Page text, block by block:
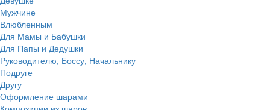
Мужчине
Влюбленным
Для Мамы и Бабушки
Для Папы и Дедушки
Руководителю, Боссу, Начальнику
Подруге
Другу
Оформление шарами